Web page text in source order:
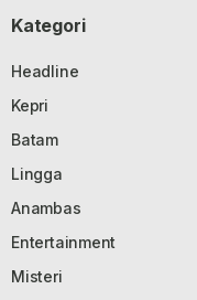
Kategori
Headline
Kepri
Batam
Lingga
Anambas
Entertainment
Misteri